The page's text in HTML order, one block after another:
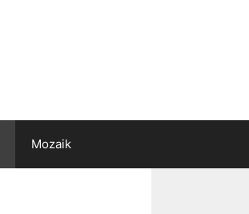
Mozaik